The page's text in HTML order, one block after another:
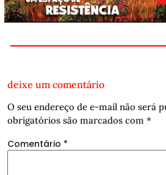
deixe um comentário
O seu endereço de e-mail não será
obrigatórios são marcados com *
Comentário *